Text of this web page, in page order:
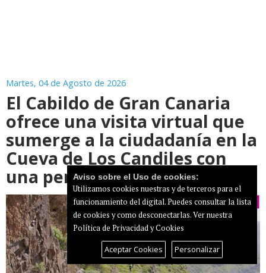
Martes, 04 de Agosto de 2026
El Cabildo de Gran Canaria
ofrece una visita virtual que
sumerge a la ciudadanía en la
Cueva de Los Candiles con
una perspectiva de género
Aviso sobre el Uso de cookies:
Utilizamos cookies nuestras y de terceros para el
funcionamiento del digital. Puedes consultar la lista
de cookies y como desconectarlas.Ver nuestra
Política de Privacidad y Cookies
Aceptar Cookies Personalizar